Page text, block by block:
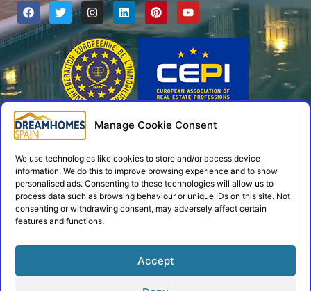
Manage Cookie Consent
We use technologies like cookies to store and/or access device
information. We do this to improve browsing experience and to show
personalised ads. Consenting to these technologies will allow us to
process data such as browsing behaviour or unique IDs on this site. Not
consenting or withdrawing consent, may adversely affect certain
features and functions.
Accept
Copyright © 2026 - Alle Rechte vorbehalten
Alphashare
If you could not find what you
are looking for, you will find
more properties here